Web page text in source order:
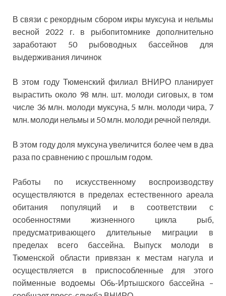
В связи с рекордным сбором икры муксуна и нельмы
весной 2022 г. в рыбопитомнике дополнительно
заработают 50 рыбоводных бассейнов для
выдерживания личинок
В этом году Тюменский филиал ВНИРО планирует
вырастить около 98 млн. шт. молоди сиговых, в том
числе 36 млн. молоди муксуна, 5 млн. молоди чира, 7
млн. молоди нельмы и 50 млн. молоди речной пеляди.
В этом году доля муксуна увеличится более чем в два
раза по сравнению с прошлым годом.
Работы по искусственному воспроизводству
осуществляются в пределах естественного ареала
обитания популяций и в соответствии с
особенностями жизненного цикла рыб,
предусматривающего длительные миграции в
пределах всего бассейна. Выпуск молоди в
Тюменской области привязан к местам нагула и
осуществляется в приспособленные для этого
пойменные водоемы Обь-Иртышского бассейна –